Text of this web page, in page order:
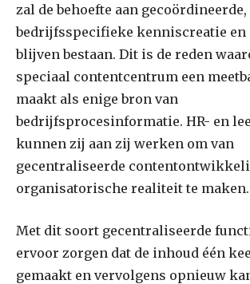
zal de behoefte aan gecoördineerde,
bedrijfsspecifieke kenniscreatie
blijven bestaan. Dit is de reden
speciaal contentcentrum een
maakt als enige bron van
bedrijfsprocesinformatie. HR- en
kunnen zij aan zij werken om van
gecentraliseerde
organisatorische realiteit te maken.
Met dit soort gecentraliseerde
ervoor zorgen dat de inhoud één
gemaakt en vervolgens opnieuw